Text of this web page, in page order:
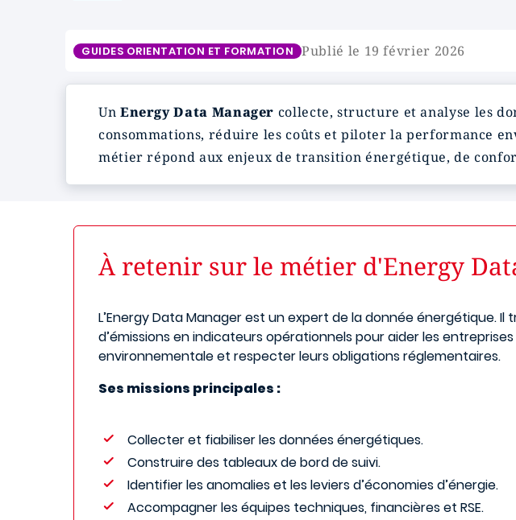
GUIDES ORIENTATION ET FORMATION Publié le 19 février 2026
Un Energy Data Manager collecte, structure et analyse les
consommations, réduire les coûts et piloter la performance
métier répond aux enjeux de transition énergétique, de
À retenir sur le métier d'Energy
L’Energy Data Manager est un expert de la donnée énergétique.
d’émissions en indicateurs opérationnels pour aider les
environnementale et respecter leurs obligations réglementaires.
Ses missions principales :
Collecter et fiabiliser les données énergétiques.
Construire des tableaux de bord de suivi.
Identifier les anomalies et les leviers d’économies d’énergie.
Accompagner les équipes techniques, financières et RSE.